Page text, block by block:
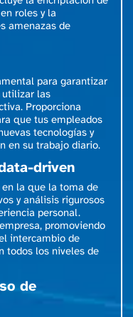
roles y la
amenazas de
para garantizar
utilizar las
Proporciona
que tus empleados
tecnologías y
en su trabajo diario.
driven
la que la toma de
y análisis rigurosos
personal.
promoviendo
intercambio de
todos los niveles de
de